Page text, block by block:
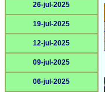
26-jul-2025
19-jul-2025
12-jul-2025
09-jul-2025
06-jul-2025